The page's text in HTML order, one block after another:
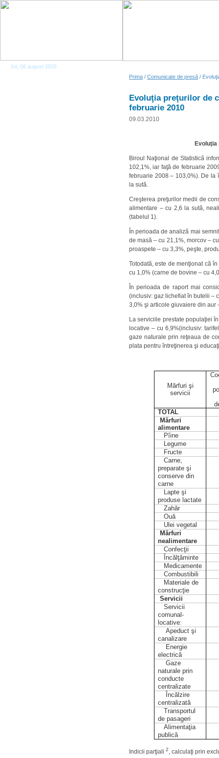
Joi, 06 august 2026
Prima / Comunicate de presă /
Evoluţia preţurilor de
februarie 2010
09.03.2010
Biroul Naţional de Statistică
102,1%, iar faţă de februarie
februarie 2008 – 103,0%). De la
la sută.
Creşterea preţurilor medii de
alimentare – cu 2,6 la sută,
(tabelul 1).
În perioada de analiză mai
de masă – cu 21,1%, morcov –
proaspete – cu 3,3%, peşte,
Totodată, este de menţionat că
cu 1,0% (carne de bovine – cu
În perioada de raport mai
(inclusiv: gaz lichefiat în butelii –
3,0% şi articole giuvaiere din aur
La serviciile prestate populaţiei
locative – cu 6,9%(inclusiv:
gaze naturale prin reţeaua de
plata pentru întreţinerea şi
Mărfuri şi
servicii
TOTAL
Mărfuri
alimentare
Pîine
Legume
Fructe
Carne,
preparate şi
conserve din
carne
Lapte şi
produse lactate
Zahăr
Ouă
Ulei vegetal
Mărfuri
nealimentare
Confecţii
Încălţăminte
Medicamente
Combustibili
Materiale de
construcţie
Servicii
Servicii
comunal-
locative:
Apeduct şi
canalizare
Energie
electrică
Gaze
naturale prin
conducte
centralizate
Încălzire
centralizată
Transportul
de pasageri
Alimentaţia
publică
Indicii parţiali 2, calculaţi prin